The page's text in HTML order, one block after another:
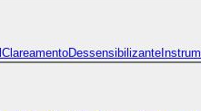
ClareamentoDessensibilizante